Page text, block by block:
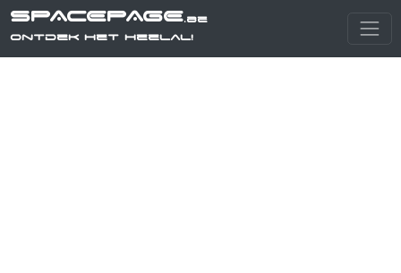
SPACEPAGE.be
Ontdek het heelal!